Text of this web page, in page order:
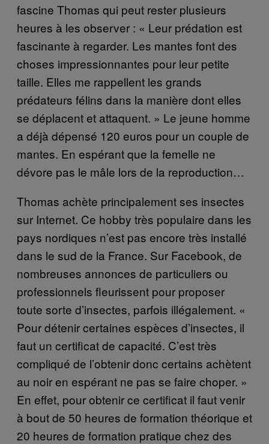
fascine Thomas qui peut rester plusieurs
heures à les observer : « Leur prédation est
fascinante à regarder. Les mantes font des
choses impressionnantes pour leur petite
taille. Elles me rappellent les grands
prédateurs félins dans la manière dont elles
se déplacent et attaquent. » Le jeune homme
a déjà dépensé 120 euros pour un couple de
mantes. En espérant que la femelle ne
dévore pas le mâle lors de la reproduction…
Thomas achète principalement ses insectes
sur Internet. Ce hobby très populaire dans les
pays nordiques n’est pas encore très installé
dans le sud de la France. Sur Facebook, de
nombreuses annonces de particuliers ou
professionnels fleurissent pour proposer
toute sorte d’insectes, parfois illégalement. «
Pour détenir certaines espèces d’insectes, il
faut un certificat de capacité. C’est très
compliqué de l’obtenir donc certains achètent
au noir en espérant ne pas se faire choper. »
En effet, pour obtenir ce certificat il faut venir
à bout de 50 heures de formation théorique et
20 heures de formation pratique chez des